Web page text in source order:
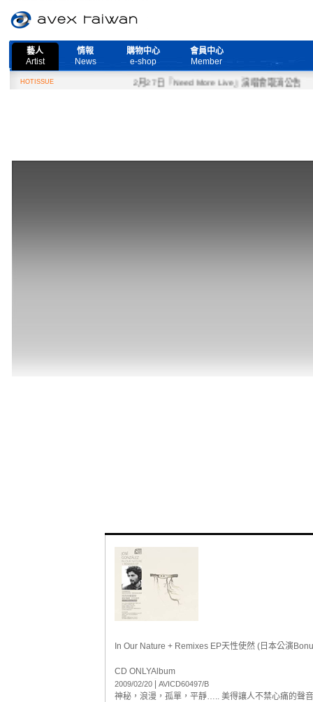
藝人
Artist
情報
News
購物中心
e-shop
會員中心
Member
HOTISSUE 2月27日『Need More Live』演唱會取消公告
In Our Nature + Remixes EP天性使然 (日本公演
CD ONLYAlbum
2009/02/20 AVICD60497/B
神秘，浪漫，孤單，平靜….. 美得讓人不禁心痛的聲